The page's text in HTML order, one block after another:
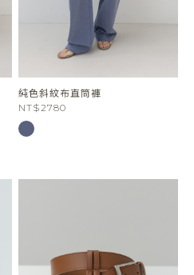
純色斜紋布直筒褲
NT$2780